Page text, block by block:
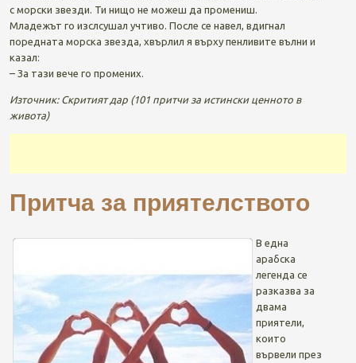
с морски звезди. Ти нищо не можеш да промениш.
Младежът го изслсушал учтиво. После се навел, вдигнал
поредната морска звезда, хвърлил я върху пенливите вълни и
казал:
– За тази вече го промених.
Източник: Скритият дар (101 притчи за истински ценното в
живота)
Притча за приятелството
В една
арабска
легенда се
разказва за
двама
приятели,
които
вървели през